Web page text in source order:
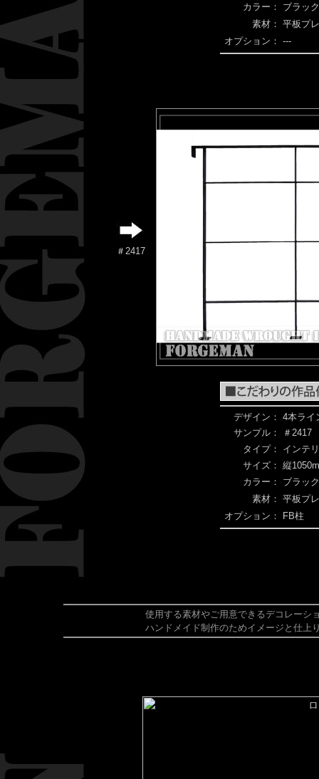
カラー：
ブラッ
素材： 平板プ
オプション： ---
＃2417
デザイン： 4本ライ
サンプル：
＃2417
タイプ：
インテ
サイズ： 縦
カラー：
ブラッ
素材： 平板プ
オプション：
FB柱
使用する素材やご用意できるデコレーシ
ハンドメイド制作のためイメージと仕上